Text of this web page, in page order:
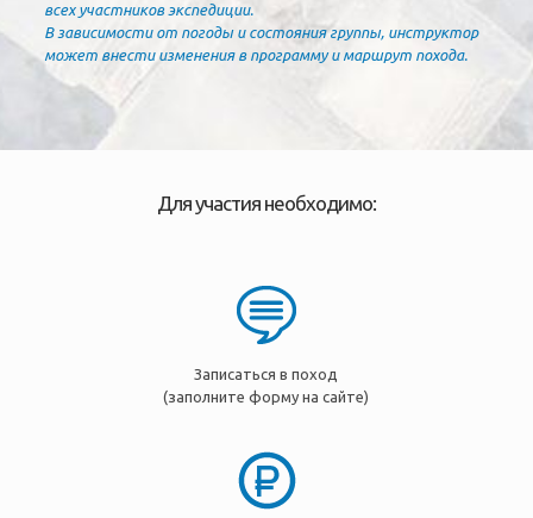
всех участников экспедиции.
В зависимости от погоды и состояния группы, инструктор
может внести изменения в программу и маршрут похода.
Для участия необходимо:
Записаться в поход
(заполните форму на сайте)